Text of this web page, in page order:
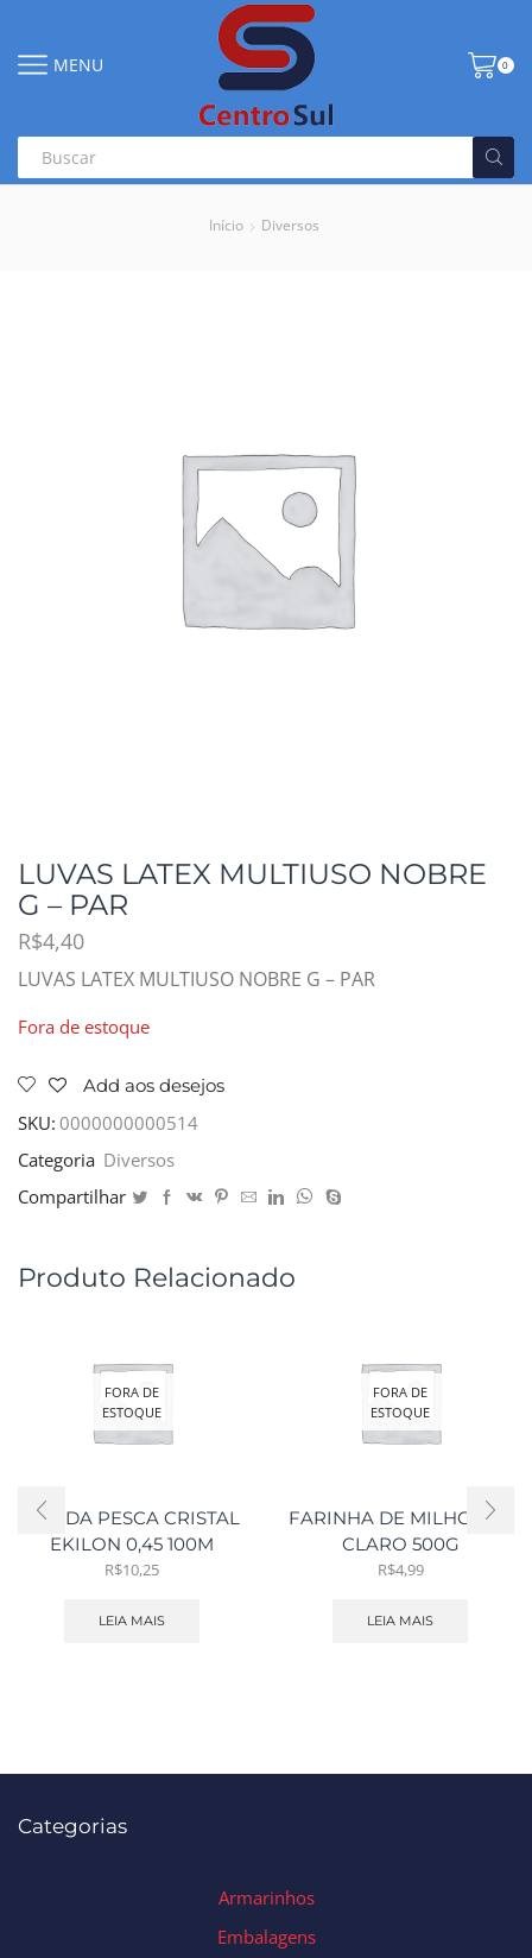
MENU 0
Início Diversos
LUVAS LATEX MULTIUSO NOBRE
G – PAR
R$4,40
LUVAS LATEX MULTIUSO NOBRE G – PAR
Fora de estoque
Add aos desejos
SKU: 0000000000514
Categoria Diversos
Compartilhar
Produto Relacionado
FORA DE
ESTOQUE
CORDA PESCA CRISTAL
EKILON 0,45 100M
R$10,25
LEIA MAIS
FORA DE
ESTOQUE
FARINHA DE MILHO RIO
CLARO 500G
R$4,99
LEIA MAIS
Categorias
Armarinhos
Embalagens